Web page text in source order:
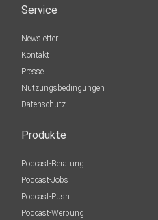
Service
Newsletter
Kontakt
Presse
Nutzungsbedingungen
Datenschutz
Produkte
Podcast-Beratung
Podcast-Jobs
Podcast-Push
Podcast-Werbung